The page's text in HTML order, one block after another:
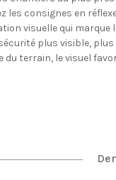
les consignes en
visuelle qui marque
plus visible,
du terrain, le visuel